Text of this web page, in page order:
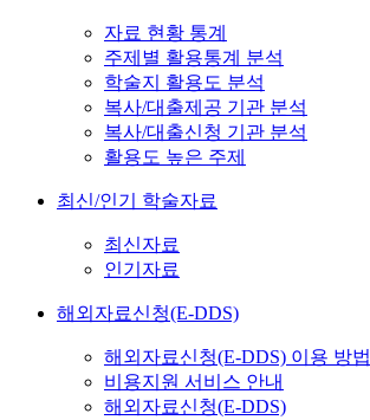
자료 현황 통계
주제별 활용통계 분석
학술지 활용도 분석
복사/대출제공 기관 분석
복사/대출신청 기관 분석
활용도 높은 주제
최신/인기 학술자료
최신자료
인기자료
해외자료신청(E-DDS)
해외자료신청(E-DDS) 이용 방법
비용지원 서비스 안내
해외자료신청(E-DDS)